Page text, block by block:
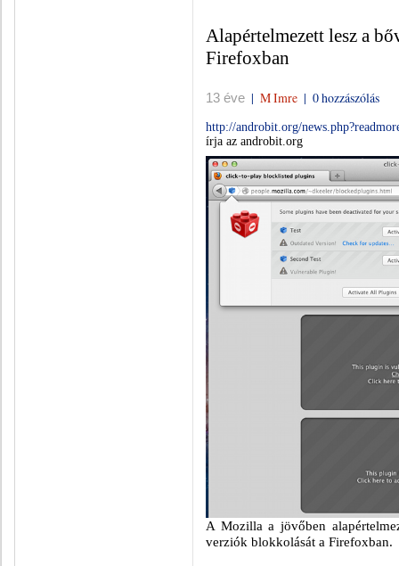
Alapértelmezett lesz a
Firefoxban
13 éve | M Imre | 0 hozzászólás
http://androbit.org/
írja az androbit.org
A Mozilla a jövőben
verziók blokkolását a Firefoxban.